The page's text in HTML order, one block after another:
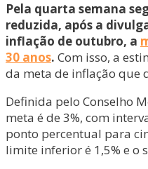
Pela quarta semana
reduzida, após a
inflação de outubro, a
30 anos. Com isso, a
da meta de inflação que
Definida pelo Conselho
meta é de 3%, com
ponto percentual para
limite inferior é 1,5% e o